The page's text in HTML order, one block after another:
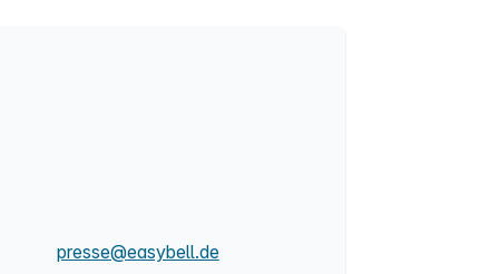
presse@easybell.de